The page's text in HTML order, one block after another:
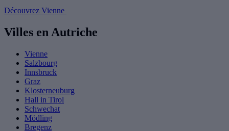
Découvrez Vienne
Villes en Autriche
Vienne
Salzbourg
Innsbruck
Graz
Klosterneuburg
Hall in Tirol
Schwechat
Mödling
Bregenz